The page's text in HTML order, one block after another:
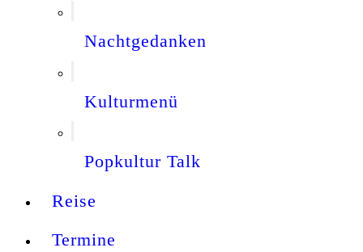
Nachtgedanken
Kulturmenü
Popkultur Talk
Reise
Termine